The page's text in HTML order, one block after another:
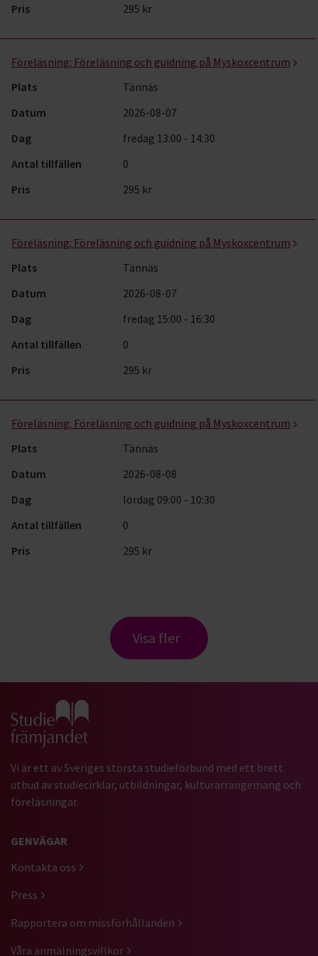
Pris
295 kr
Föreläsning: Föreläsning och guidning på Myskoxcentrum
Plats
Tännäs
Datum
2026-08-07
Dag
fredag 13:00 - 14:30
Antal tillfällen
0
Pris
295 kr
Föreläsning: Föreläsning och guidning på Myskoxcentrum
Plats
Tännäs
Datum
2026-08-07
Dag
fredag 15:00 - 16:30
Antal tillfällen
0
Pris
295 kr
Föreläsning: Föreläsning och guidning på Myskoxcentrum
Plats
Tännäs
Datum
2026-08-08
Dag
lördag 09:00 - 10:30
Antal tillfällen
0
Pris
295 kr
Visa fler
Gå till studiefrämjandets startsida
Vi är ett av Sveriges största studieförbund med ett brett
utbud av studiecirklar, utbildningar, kulturarrangemang och
föreläsningar.
GENVÄGAR
Kontakta oss
Press
Rapportera om missförhållanden
Våra anmälningsvillkor